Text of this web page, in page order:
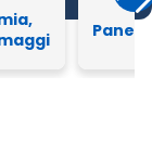
Pane